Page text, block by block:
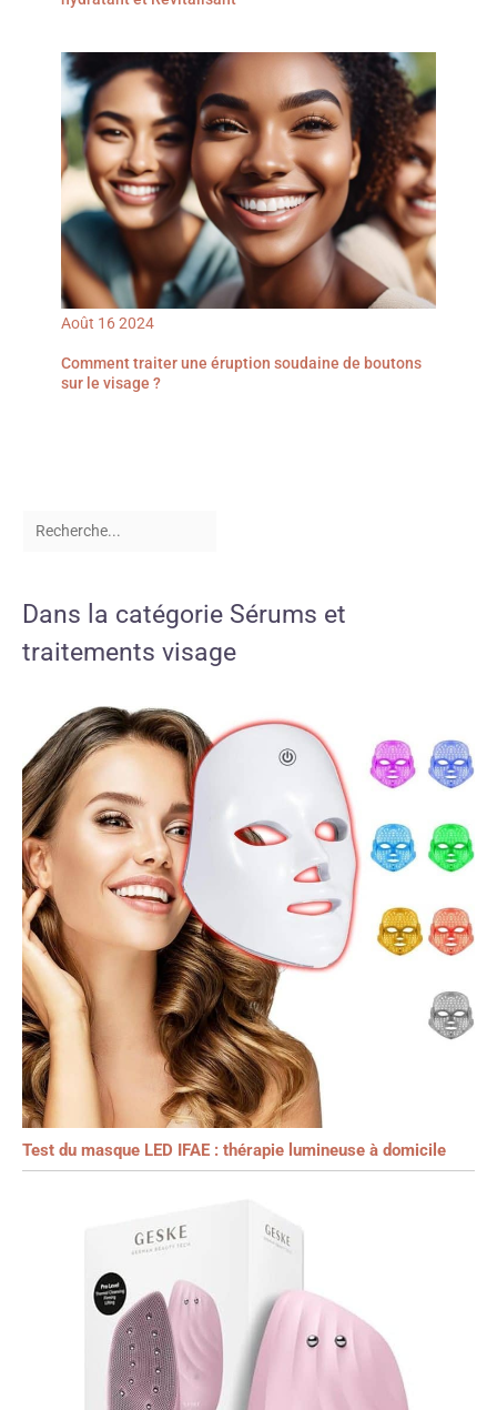
Août 162024
Comment traiter une éruption soudaine de boutons
sur le visage ?
Dans la catégorie Sérums et
traitements visage
Test du masque LED IFAE : thérapie lumineuse à domicile